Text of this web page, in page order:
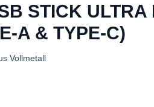
STICK ULTRA
A & TYPE-C)
Vollmetall